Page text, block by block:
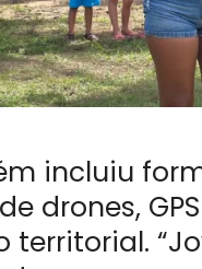
incluiu
drones,